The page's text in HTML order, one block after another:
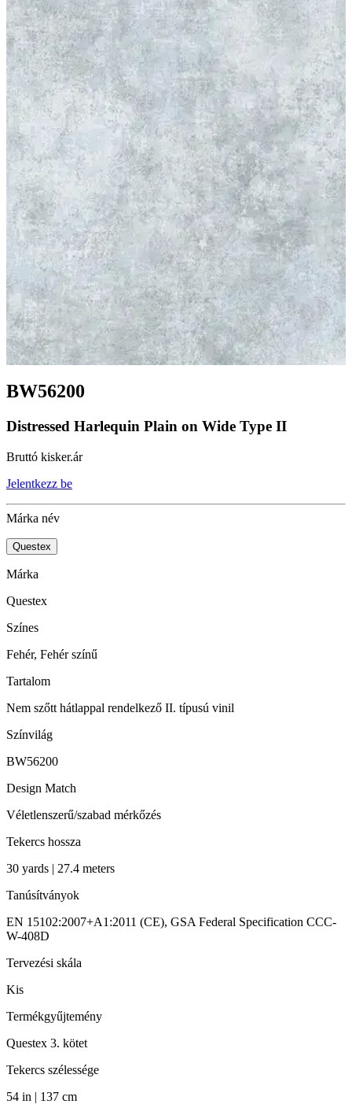
BW56200
Distressed Harlequin Plain on Wide Type II
Bruttó kisker.ár
Jelentkezz be
Márka név
Questex
Márka
Questex
Színes
Fehér, Fehér színű
Tartalom
Nem szőtt hátlappal rendelkező II. típusú vinil
Színvilág
BW56200
Design Match
Véletlenszerű/szabad mérkőzés
Tekercs hossza
30 yards | 27.4 meters
Tanúsítványok
EN 15102:2007+A1:2011 (CE), GSA Federal Specification CCC-
W-408D
Tervezési skála
Kis
Termékgyűjtemény
Questex 3. kötet
Tekercs szélessége
54 in | 137 cm